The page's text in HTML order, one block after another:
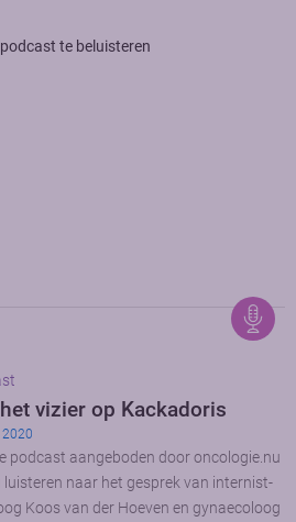
te beluisteren
vizier op Kackadoris
podcast aangeboden door oncologie.nu
luisteren naar het gesprek van internist-
Koos van der Hoeven en gynaecoloog